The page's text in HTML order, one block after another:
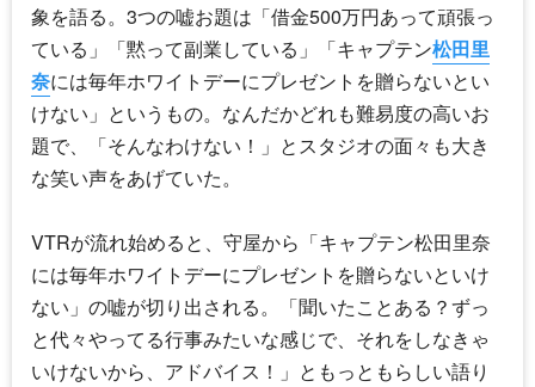
象を語る。3つの嘘お題は「借金500万円あって頑張っ
ている」「黙って副業している」「キャプテン松田里
奈には毎年ホワイトデーにプレゼントを贈らないとい
けない」というもの。なんだかどれも難易度の高いお
題で、「そんなわけない！」とスタジオの面々も大き
な笑い声をあげていた。
VTRが流れ始めると、守屋から「キャプテン松田里奈
には毎年ホワイトデーにプレゼントを贈らないといけ
ない」の嘘が切り出される。「聞いたことある？ずっ
と代々やってる行事みたいな感じで、それをしなきゃ
いけないから、アドバイス！」ともっともらしい語り